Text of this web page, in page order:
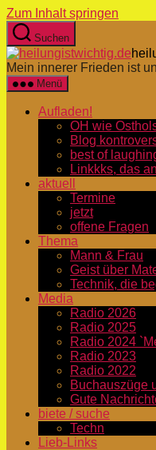
Zum Inhalt springen
Suchen
Mein innerer Frieden ist
Menü
Aufladen!
OH wie
Blog
best of
Linkkks, das
aktuell
Termine
jetzt
offene Fragen
Thema
Mann & Frau
Geist über
Technik, die
Media
Radio 2026
Radio 2025
Radio 2024
Radio 2023
Radio 2022
Buchauszüge
Gute
biete / suche
Techn
Lieb-Links